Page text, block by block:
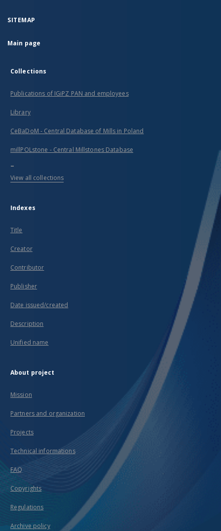
SITEMAP
Main page
Collections
Publications of IGiPZ PAN and employees
Library
CeBaDoM - Central Database of Mills in Poland
millPOLstone - Central Millstones Database
...
View all collections
Indexes
Title
Creator
Contributor
Publisher
Date issued/created
Description
Unified name
About project
Mission
Partners and organization
Projects
Technical informations
FAQ
Copyrights
Regulations
Archive policy